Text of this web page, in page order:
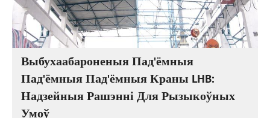
Выбухаабароненыя Пад'ёмныя
Пад'ёмныя Пад'ёмныя Краны LHB:
Надзейныя Рашэнні Для Рызыкоўных